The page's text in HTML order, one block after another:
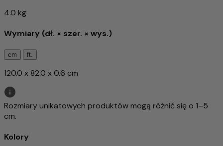
4.0 kg
Wymiary (dł. × szer. × wys.)
cm ft.
120.0 x 82.0 x 0.6 cm
Rozmiary unikatowych produktów mogą różnić się o 1–5
cm.
Kolory